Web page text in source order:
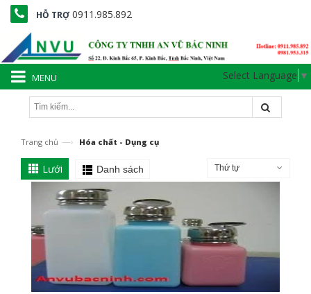
HỖ TRỢ 0911.985.892
MENU Select Language ▼
Trang chủ —› Hóa chất - Dụng cụ
Lưới Danh sách Thứ tự